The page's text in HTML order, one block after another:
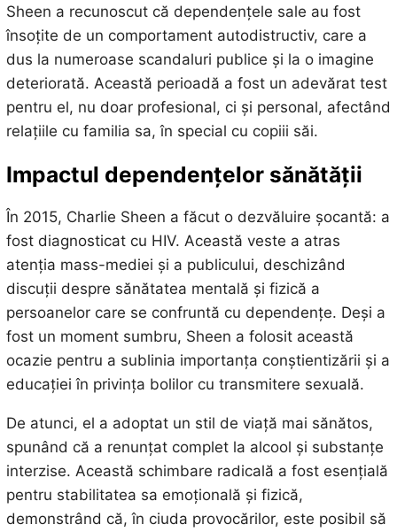
Sheen a recunoscut că dependențele sale au fost
însoțite de un comportament autodistructiv, care a
dus la numeroase scandaluri publice și la o imagine
deteriorată. Această perioadă a fost un adevărat test
pentru el, nu doar profesional, ci și personal, afectând
relațiile cu familia sa, în special cu copiii săi.
Impactul dependențelor sănătății
În 2015, Charlie Sheen a făcut o dezvăluire șocantă: a
fost diagnosticat cu HIV. Această veste a atras
atenția mass-mediei și a publicului, deschizând
discuții despre sănătatea mentală și fizică a
persoanelor care se confruntă cu dependențe. Deși a
fost un moment sumbru, Sheen a folosit această
ocazie pentru a sublinia importanța conștientizării și a
educației în privința bolilor cu transmitere sexuală.
De atunci, el a adoptat un stil de viață mai sănătos,
spunând că a renunțat complet la alcool și substanțe
interzise. Această schimbare radicală a fost esențială
pentru stabilitatea sa emoțională și fizică,
demonstrând că, în ciuda provocărilor, este posibil să